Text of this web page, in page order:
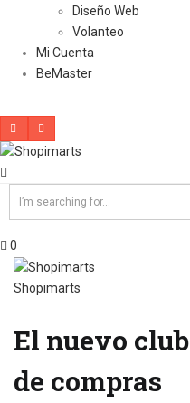
Diseño Web
Volanteo
Mi Cuenta
BeMaster
0
Shopimarts
El nuevo club
de compras